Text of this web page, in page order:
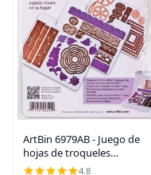
ArtBin 6979AB - Juego de
hojas de troqueles
magnéticas, paquete de 3,
4.8